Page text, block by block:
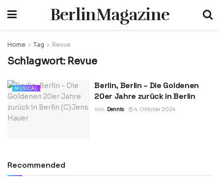
BerlinMagazine
Home Tag Revue
Schlagwort: Revue
MUSICAL
Berlin, Berlin – Die Goldenen
20er Jahre zurück in Berlin
Von Dennis 4. Oktober 2024
Recommended